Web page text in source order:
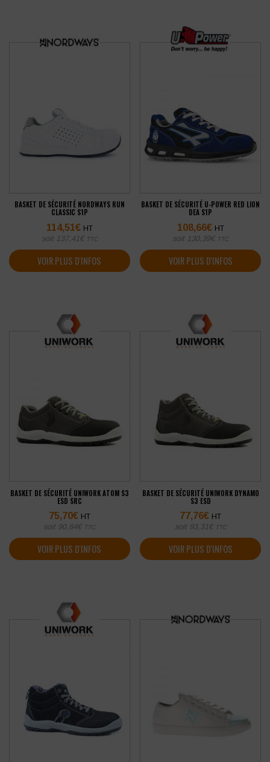
BASKET DE SÉCURITÉ NORDWAYS RUN
CLASSIC S1P
114,51€ HT
soit 137,41 € TTC
VOIR PLUS D'INFOS
BASKET DE SÉCURITÉ U-POWER RED LION
DEA S1P
108,66€ HT
soit 130,39€ TTC
VOIR PLUS D'INFOS
BASKET DE SÉCURITÉ UNIWORK ATOM S3
ESD SRC
75,70€ HT
soit 90,84€ TTC
VOIR PLUS D'INFOS
BASKET DE SÉCURITÉ UNIWORK DYNAMO
S3 ESD
77,76€ HT
soit 93,31 € TTC
VOIR PLUS D'INFOS